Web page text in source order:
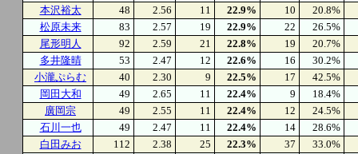
本沢裕太
48 2.56 11 22.9% 10
20.8%
松原未来
83 2.57 19 22.9% 22
26.5%
尾形明人
92 2.59 21 22.8% 19
20.7%
多井隆晴
53 2.47 12 22.6% 16
30.2%
小瀧ぷらむ
40 2.30 9 22.5% 17
42.5%
岡田大和
49 2.65 11 22.4% 9
18.4%
廣岡宗
49 2.55 11 22.4% 12
24.5%
石川一也
49 2.47 11 22.4% 14
28.6%
白田みお
112 2.38 25 22.3% 37
33.0%